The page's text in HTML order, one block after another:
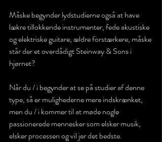
Måske begynder lydstudierne også at have
lækre tillokkende instrumenter, fede akustiske
og elektriske guitare, ældre forstærkere, måske
står der et overdådigt Steinway & Sons i
hjørnet?
Når du / i begynder at se på studier af denne
type, så er mulighederne mere indskrænket,
men du / i kommer til at møde nogle
passionerede mennesker som elsker musik,
elsker processen og vil jer det bedste.